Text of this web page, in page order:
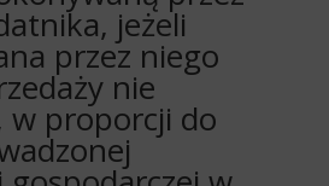
jeżeli
przez niego
nie
w proporcji do